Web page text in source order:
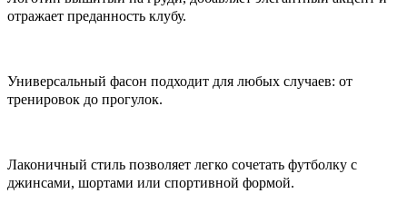
отражает преданность клубу.
Универсальный фасон подходит для любых случаев: от
тренировок до прогулок.
Лаконичный стиль позволяет легко сочетать футболку с
джинсами, шортами или спортивной формой.